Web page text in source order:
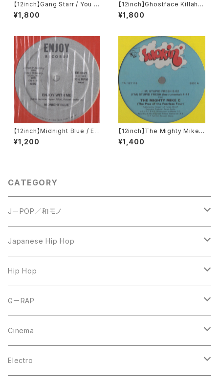
【12inch】Gang Starr / You K
now My Steez (UK Remixe
s)
¥1,800
【12inch】Ghostface Killah /
All That I Got Is You
¥1,800
【12inch】Midnight Blue / Enj
oy With Me
¥1,200
【12inch】The Mighty Mike
C / (I'm) Stupid Fresh
¥1,400
CATEGORY
JーPOP／和モノ
LP
7inch
CD
12inch
10inch
Japanese Hip Hop
12inch
LP
Hip Hop
LP
12inch
CD
GーRAP
12inch
LP
Cinema
LP
Electro